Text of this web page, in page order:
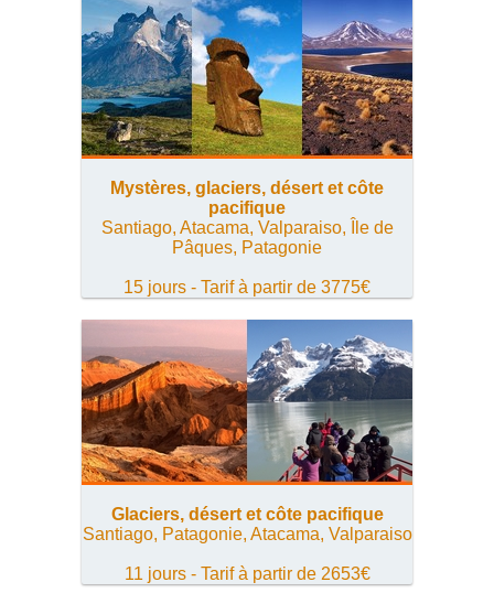
Mystères, glaciers, désert et côte
pacifique
Santiago, Atacama, Valparaiso, Île de
Pâques, Patagonie
15 jours - Tarif à partir de 3775€
Glaciers, désert et côte pacifique
Santiago, Patagonie, Atacama, Valparaiso
11 jours - Tarif à partir de 2653€